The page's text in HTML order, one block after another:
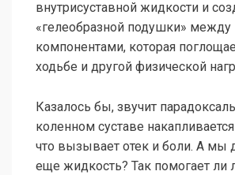
внутрисуставной жидкости и
«гелеобразной подушки»
компонентами, которая
ходьбе и другой физической
Казалось бы, звучит
коленном суставе
что вызывает отек и боли. А мы
еще жидкость? Так помогает ли